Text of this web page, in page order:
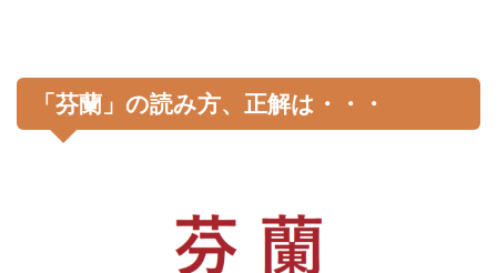
「芬蘭」の読み方、正解は・・・